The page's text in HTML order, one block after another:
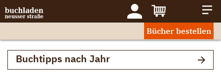
Bücher bestellen
Buchtipps nach Jahr